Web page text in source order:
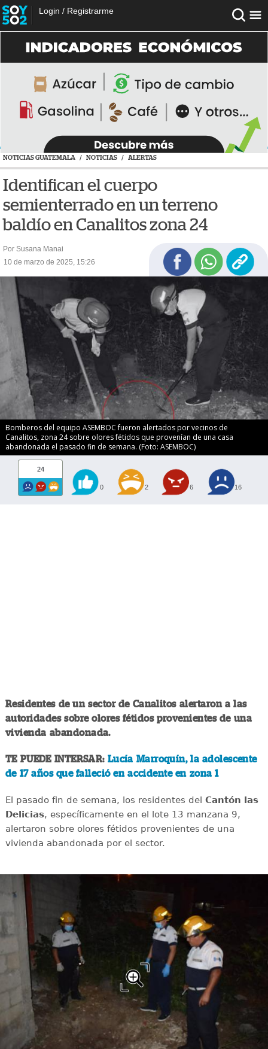
Login / Registrarme
NOTICIAS GUATEMALA / NOTICIAS / ALERTAS
Identifican el cuerpo
semienterrado en un terreno
baldío en Canalitos zona 24
Por Susana Manai
10 de marzo de 2025, 15:26
Bomberos del equipo ASEMBOC fueron alertados por vecinos de
Canalitos, zona 24 sobre olores fétidos que provenían de una casa
abandonada el pasado fin de semana. (Foto: ASEMBOC)
24
0 2 6 16
Residentes de un sector de Canalitos alertaron a las
autoridades sobre olores fétidos provenientes de una
vivienda abandonada.
TE PUEDE INTERSAR: Lucía Marroquín, la adolescente
de 17 años que falleció en accidente en zona 1
El pasado fin de semana, los residentes del Cantón las
Delicias, específicamente en el lote 13 manzana 9,
alertaron sobre olores fétidos provenientes de una
vivienda abandonada por el sector.